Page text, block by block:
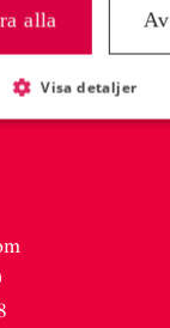
alla
Visa detaljer